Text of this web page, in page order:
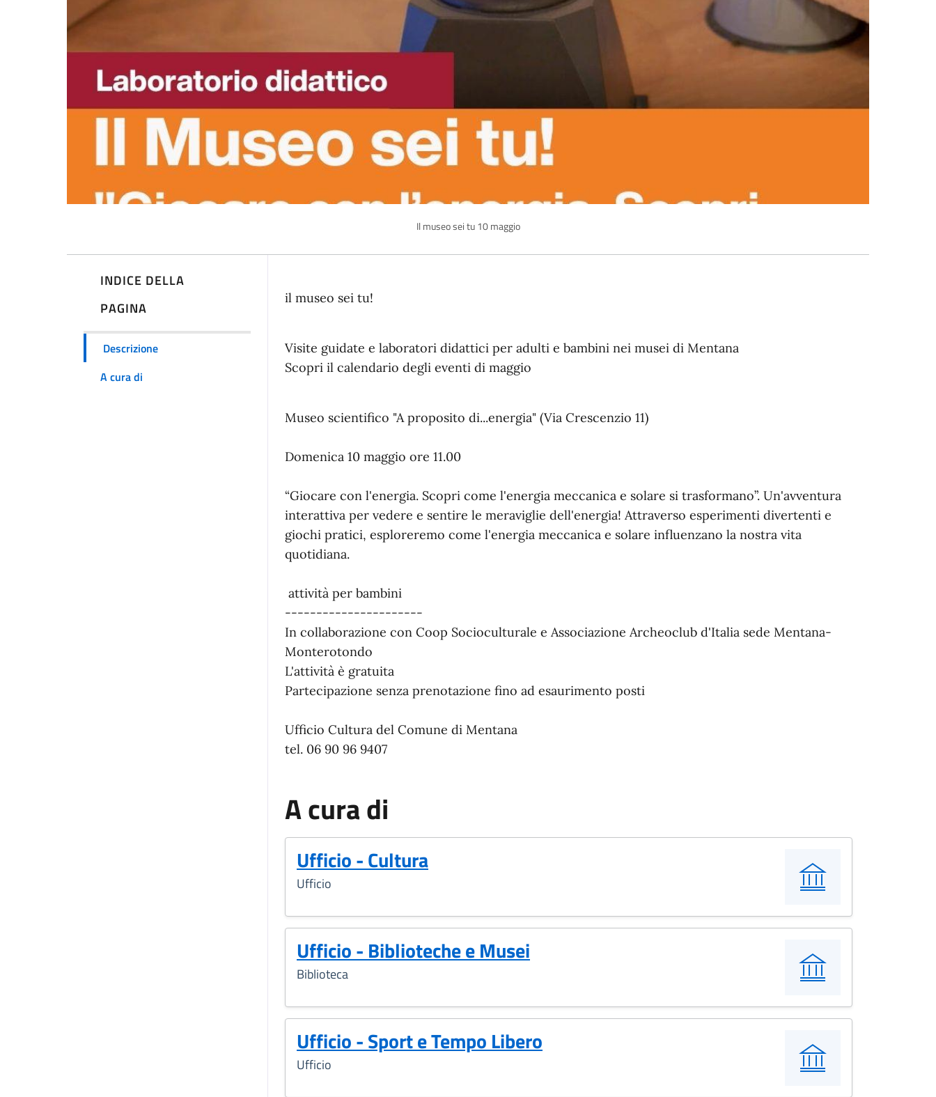
Il museo sei tu 10 maggio
INDICE DELLA
PAGINA
Descrizione
A cura di
Descrizione
il museo sei tu!
Visite guidate e laboratori didattici per adulti e bambini nei musei di Mentana
Scopri il calendario degli eventi di maggio
Museo scientifico "A proposito di...energia" (Via Crescenzio 11)
Domenica 10 maggio ore 11.00
“Giocare con l'energia. Scopri come l'energia meccanica e solare si trasformano”. Un'avventura
interattiva per vedere e sentire le meraviglie dell'energia! Attraverso esperimenti divertenti e
giochi pratici, esploreremo come l'energia meccanica e solare influenzano la nostra vita
quotidiana.
attività per bambini
----------------------
In collaborazione con Coop Socioculturale e Associazione Archeoclub d'Italia sede Mentana-
Monterotondo
L'attività è gratuita
Partecipazione senza prenotazione fino ad esaurimento posti
Ufficio Cultura del Comune di Mentana
tel. 06 90 96 9407
A cura di
Ufficio - Cultura
Ufficio
Ufficio - Biblioteche e Musei
Biblioteca
Ufficio - Sport e Tempo Libero
Ufficio